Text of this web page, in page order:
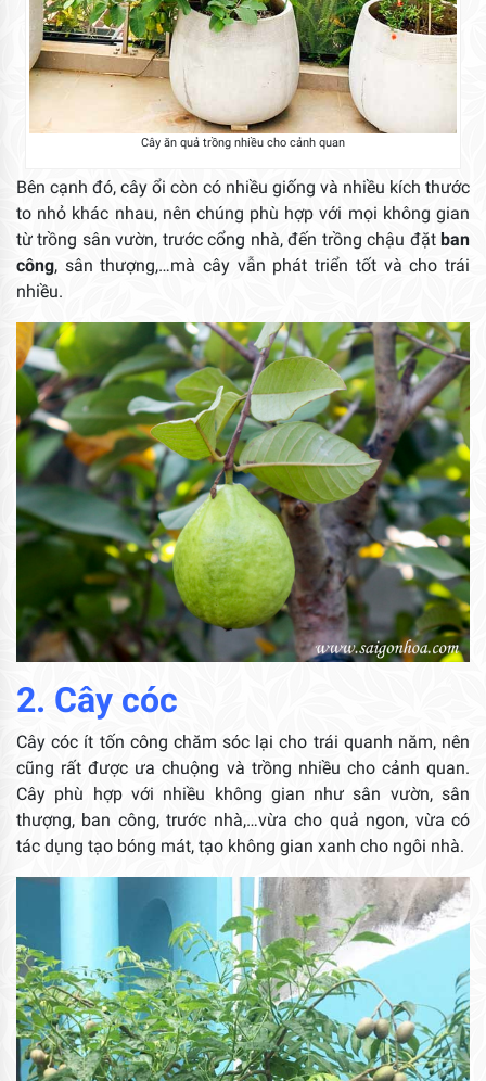
Cây ăn quả trồng nhiều cho cảnh quan
Bên cạnh đó, cây ổi còn có nhiều giống và nhiều kích thước
to nhỏ khác nhau, nên chúng phù hợp với mọi không gian
từ trồng sân vườn, trước cổng nhà, đến trồng chậu đặt ban
công, sân thượng,…mà cây vẫn phát triển tốt và cho trái
nhiều.
2. Cây cóc
Cây cóc ít tốn công chăm sóc lại cho trái quanh năm, nên
cũng rất được ưa chuộng và trồng nhiều cho cảnh quan.
Cây phù hợp với nhiều không gian như sân vườn, sân
thượng, ban công, trước nhà,…vừa cho quả ngon, vừa có
tác dụng tạo bóng mát, tạo không gian xanh cho ngôi nhà.